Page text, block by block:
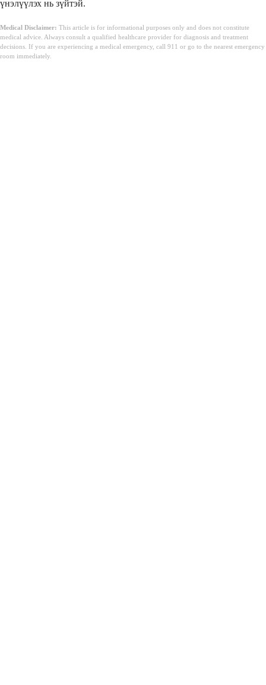
үнэлүүлэх нь зүйтэй.
Medical Disclaimer: This article is for informational purposes only and does not constitute
medical advice. Always consult a qualified healthcare provider for diagnosis and treatment
decisions. If you are experiencing a medical emergency, call 911 or go to the nearest emergency
room immediately.